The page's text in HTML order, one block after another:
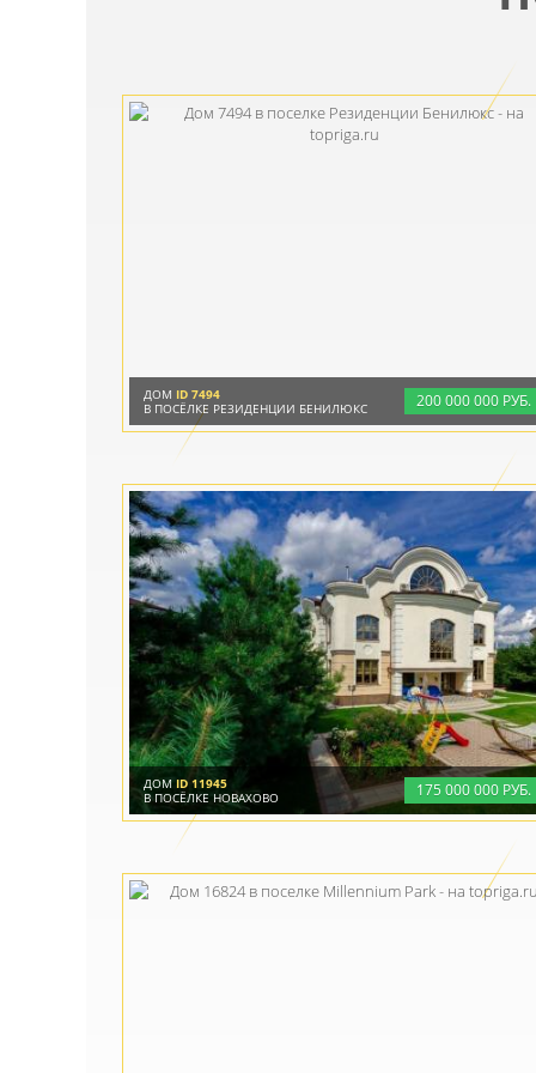
200000000 РУБ.
ДОМ ID 7494
В ПОСЁЛКЕ РЕЗИДЕНЦИИ БЕНИЛЮКС
175000000 РУБ.
ДОМ ID 11945
В ПОСЁЛКЕ НОВАХОВО